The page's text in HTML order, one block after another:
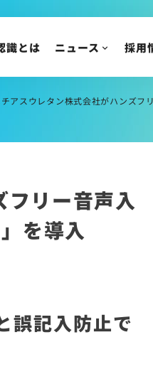
IR情報
IRニュース
株主・投資家の皆様
財務ハイライト
株主総会/株式関連
IRについてのご質問
識とは ニュース 採用
チアスウレタン株式会社がハンズ
フリー音声入
を導入
誤記入防止で